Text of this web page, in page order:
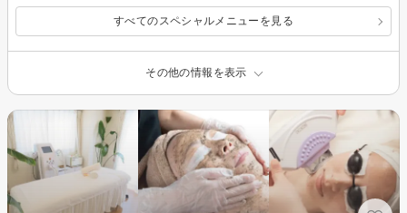
すべてのスペシャルメニューを見る
その他の情報を表示